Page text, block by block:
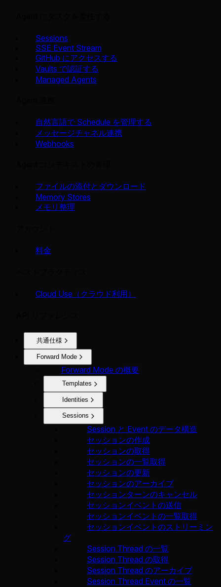
Sessions
SSE Event Stream
GitHub にアクセスする
Vaults で認証する
Managed Agents
自然言語で Schedule を管理する
メッセージチャネル連携
Webhooks
ファイルの添付とダウンロード
Memory Stores
メモリ整理
料金
Cloud Use（クラウド利用）
共通仕様
Forward Mode
Forward Mode の概要
Templates
Identities
Sessions
Session と Event のデータ構造
セッションの作成
セッションの取得
セッションの一覧取得
セッションの更新
セッションのアーカイブ
セッションターンのキャンセル
セッションイベントの送信
セッションイベントの一覧取得
セッションイベントのストリーミン
グ
Session Thread の一覧
Session Thread の取得
Session Thread のアーカイブ
Session Thread Event の一覧